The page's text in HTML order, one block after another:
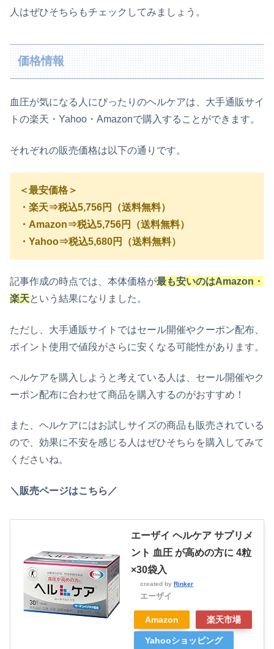
人はぜひそちらもチェックしてみましょう。
価格情報
血圧が気になる人にぴったりのヘルケアは、大手通販サイ
トの楽天・Yahoo・Amazonで購入することができます。
それぞれの販売価格は以下の通りです。
＜最安価格＞
・楽天⇒税込5,756円（送料無料）
・Amazon⇒税込5,756円（送料無料）
・Yahoo⇒税込5,680円（送料無料）
記事作成の時点では、本体価格が最も安いのはAmazon・
楽天という結果になりました。
ただし、大手通販サイトではセール開催やクーポン配布、
ポイント使用で値段がさらに安くなる可能性があります。
ヘルケアを購入しようと考えている人は、セール開催やク
ーポン配布に合わせて商品を購入するのがおすすめ！
また、ヘルケアにはお試しサイズの商品も販売されている
ので、効果に不安を感じる人はぜひそちらを購入してみて
くださいね。
＼販売ページはこちら／
エーザイ ヘルケア サプリメ
ント 血圧 が高めの方に 4粒
×30袋入
created by Rinker
エーザイ
Amazon 楽天市場
Yahooショッピング